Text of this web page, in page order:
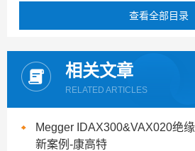
查看全部目录
相关文章
RELATED ARTICLES
Megger IDAX300&VAX020绝
新案例-康高特